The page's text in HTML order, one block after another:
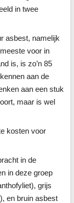
in twee
asbest, namelijk
voor in
is, is zo’n 85
aan de
aan een stuk
maar is wel
kosten voor
in de
in deze groep
grijs
en bruin asbest